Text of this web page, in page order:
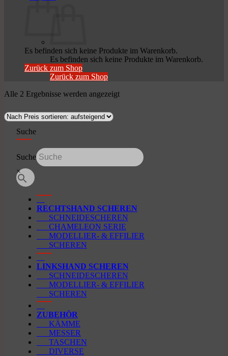
Es befinden sich keine Produkte im Warenkorb.
Zurück zum Shop
Es befinden sich keine Produkte im Warenkorb.
Zurück zum Shop
Alle 2 Ergebnisse werden angezeigtNach
Suche
Suche
×
RECHTSHAND SCHEREN
SCHNEIDESCHEREN
CHAMELEON SERIE
MODELLIER- & EFFILIER
SCHEREN
LINKSHAND SCHEREN
SCHNEIDESCHEREN
MODELLIER- & EFFILIER
SCHEREN
ZUBEHÖR
KÄMME
MESSER
TASCHEN
DIVERSE